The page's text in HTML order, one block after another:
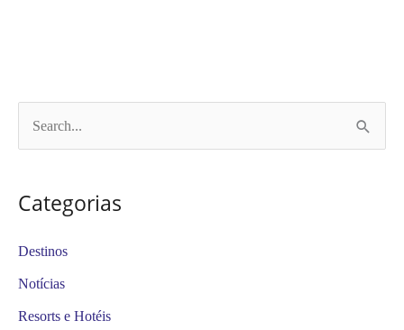
u
i
Categorias
Destinos
Notícias
Resorts e Hotéis